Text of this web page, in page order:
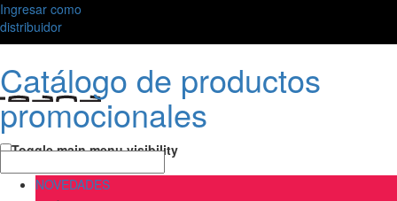
Ingresar como
distribuidor
Catálogo de productos
promocionales
Toggle main menu visibility
NOVEDADES